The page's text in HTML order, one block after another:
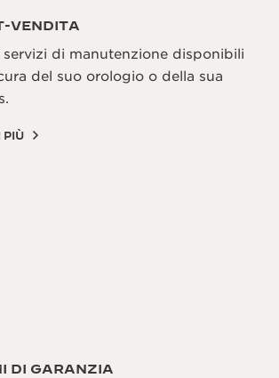
VENDITA
di manutenzione disponibili
del suo orologio o della sua
PIÙ
DI GARANZIA